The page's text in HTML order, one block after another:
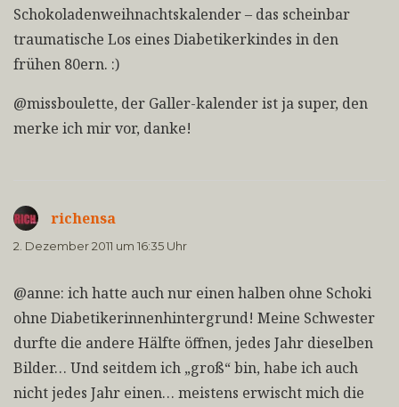
Schokoladenweihnachtskalender – das scheinbar
traumatische Los eines Diabetikerkindes in den
frühen 80ern. :)
@missboulette, der Galler-kalender ist ja super, den
merke ich mir vor, danke!
richensa
2. Dezember 2011 um 16:35 Uhr
@anne: ich hatte auch nur einen halben ohne Schoki
ohne Diabetikerinnenhintergrund! Meine Schwester
durfte die andere Hälfte öffnen, jedes Jahr dieselben
Bilder… Und seitdem ich „groß“ bin, habe ich auch
nicht jedes Jahr einen… meistens erwischt mich die